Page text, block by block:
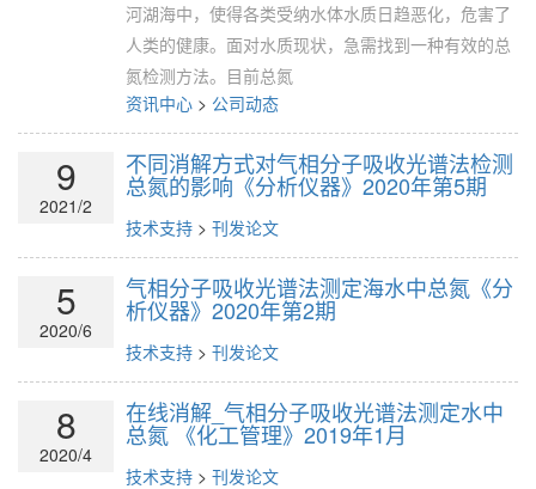
河湖海中，使得各类受纳水体水质日趋恶化，危害了
人类的健康。面对水质现状，急需找到一种有效的总
氮检测方法。目前总氮
资讯中心 > 公司动态
9
2021/2
不同消解方式对气相分子吸收光谱法检测
总氮的影响《分析仪器》2020年第5期
技术支持 > 刊发论文
5
2020/6
气相分子吸收光谱法测定海水中总氮《分
析仪器》2020年第2期
技术支持 > 刊发论文
8
2020/4
在线消解_气相分子吸收光谱法测定水中
总氮 《化工管理》2019年1月
技术支持 > 刊发论文